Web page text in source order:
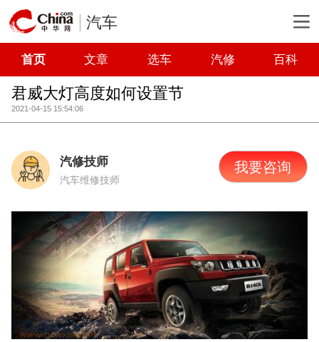
汽车
首页 文章 选车 汽修 百科
君威大灯高度如何设置节
2021-04-15 15:54:06
汽修技师
汽车维修技师
我要咨询